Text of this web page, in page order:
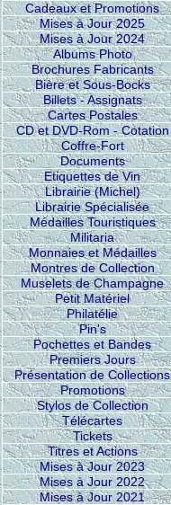
Cadeaux et Promotions
Mises à Jour 2025
Mises à Jour 2024
Albums Photo
Brochures Fabricants
Bière et Sous-Bocks
Billets - Assignats
Cartes Postales
CD et DVD-Rom - Cotation
Coffre-Fort
Documents
Etiquettes de Vin
Librairie (Michel)
Librairie Spécialisée
Médailles Touristiques
Militaria
Monnaies et Médailles
Montres de Collection
Muselets de Champagne
Petit Matériel
Philatélie
Pin's
Pochettes et Bandes
Premiers Jours
Présentation de Collections
Promotions
Stylos de Collection
Télécartes
Tickets
Titres et Actions
Mises à Jour 2023
Mises à Jour 2022
Mises à Jour 2021